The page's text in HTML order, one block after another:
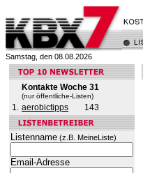
Samstag, den 08.08.2026
Kontakte Woche 31
(nur öffentliche-Listen)
1. aerobictipps 143
Listenname (z.B. MeineListe)
Email-Adresse